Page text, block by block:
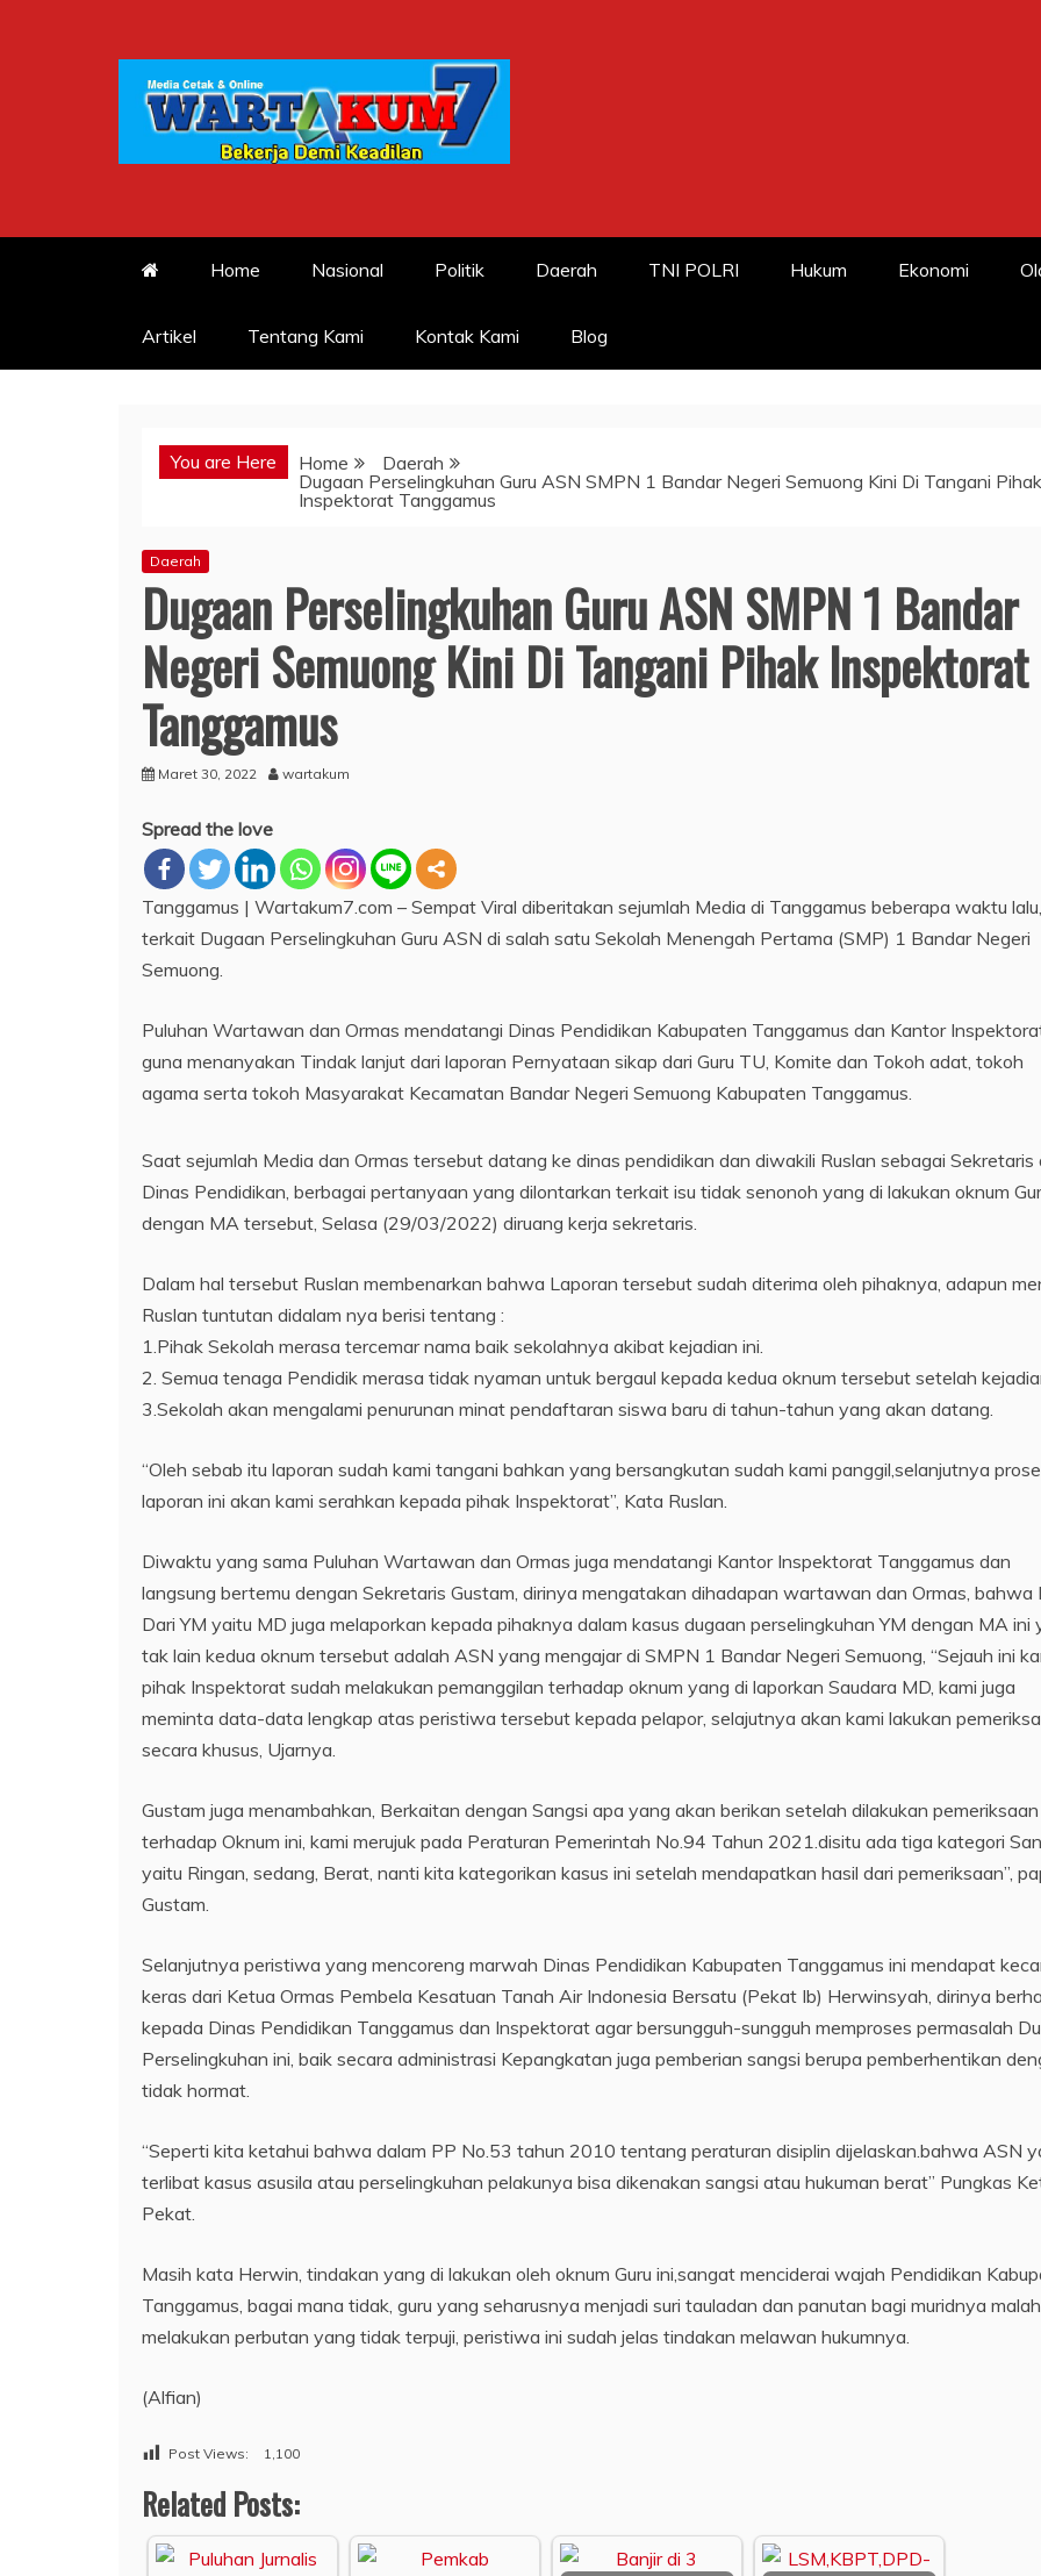
Home Nasional Politik Daerah TNI POLRI Hukum Ekonomi
Artikel Tentang Kami Kontak Kami Blog
You are Here Home
Daerah
Dugaan Perselingkuhan Guru ASN SMPN 1 Bandar Negeri Semuong Kini Di Tangani Pihak
Inspektorat Tanggamus
Daerah
Dugaan Perselingkuhan Guru ASN SMPN 1 Bandar
Negeri Semuong Kini Di Tangani Pihak Inspektorat
Tanggamus
Maret 30, 2022 wartakum
Spread the love
Tanggamus | Wartakum7.com – Sempat Viral diberitakan sejumlah Media di Tanggamus beberapa waktu lalu,
terkait Dugaan Perselingkuhan Guru ASN di salah satu Sekolah Menengah Pertama (SMP) 1 Bandar Negeri
Semuong.
Puluhan Wartawan dan Ormas mendatangi Dinas Pendidikan Kabupaten Tanggamus dan Kantor
guna menanyakan Tindak lanjut dari laporan Pernyataan sikap dari Guru TU, Komite dan Tokoh adat, tokoh
agama serta tokoh Masyarakat Kecamatan Bandar Negeri Semuong Kabupaten Tanggamus.
Saat sejumlah Media dan Ormas tersebut datang ke dinas pendidikan dan diwakili Ruslan sebagai Sekretaris
Dinas Pendidikan, berbagai pertanyaan yang dilontarkan terkait isu tidak senonoh yang di lakukan oknum
dengan MA tersebut, Selasa (29/03/2022) diruang kerja sekretaris.
Dalam hal tersebut Ruslan membenarkan bahwa Laporan tersebut sudah diterima oleh pihaknya, adapun
Ruslan tuntutan didalam nya berisi tentang :
1.Pihak Sekolah merasa tercemar nama baik sekolahnya akibat kejadian ini.
2. Semua tenaga Pendidik merasa tidak nyaman untuk bergaul kepada kedua oknum tersebut setelah
3.Sekolah akan mengalami penurunan minat pendaftaran siswa baru di tahun-tahun yang akan datang.
“Oleh sebab itu laporan sudah kami tangani bahkan yang bersangkutan sudah kami panggil,selanjutnya
laporan ini akan kami serahkan kepada pihak Inspektorat”, Kata Ruslan.
Diwaktu yang sama Puluhan Wartawan dan Ormas juga mendatangi Kantor Inspektorat Tanggamus dan
langsung bertemu dengan Sekretaris Gustam, dirinya mengatakan dihadapan wartawan dan Ormas, bahwa
Dari YM yaitu MD juga melaporkan kepada pihaknya dalam kasus dugaan perselingkuhan YM dengan MA ini
tak lain kedua oknum tersebut adalah ASN yang mengajar di SMPN 1 Bandar Negeri Semuong, “Sejauh ini
pihak Inspektorat sudah melakukan pemanggilan terhadap oknum yang di laporkan Saudara MD, kami juga
meminta data-data lengkap atas peristiwa tersebut kepada pelapor, selajutnya akan kami lakukan
secara khusus, Ujarnya.
Gustam juga menambahkan, Berkaitan dengan Sangsi apa yang akan berikan setelah dilakukan pemeriksaan
terhadap Oknum ini, kami merujuk pada Peraturan Pemerintah No.94 Tahun 2021.disitu ada tiga kategori
yaitu Ringan, sedang, Berat, nanti kita kategorikan kasus ini setelah mendapatkan hasil dari pemeriksaan”,
Gustam.
Selanjutnya peristiwa yang mencoreng marwah Dinas Pendidikan Kabupaten Tanggamus ini mendapat
keras dari Ketua Ormas Pembela Kesatuan Tanah Air Indonesia Bersatu (Pekat Ib) Herwinsyah, dirinya
kepada Dinas Pendidikan Tanggamus dan Inspektorat agar bersungguh-sungguh memproses permasalah
Perselingkuhan ini, baik secara administrasi Kepangkatan juga pemberian sangsi berupa pemberhentikan
tidak hormat.
“Seperti kita ketahui bahwa dalam PP No.53 tahun 2010 tentang peraturan disiplin dijelaskan.bahwa ASN
terlibat kasus asusila atau perselingkuhan pelakunya bisa dikenakan sangsi atau hukuman berat” Pungkas
Pekat.
Masih kata Herwin, tindakan yang di lakukan oleh oknum Guru ini,sangat menciderai wajah Pendidikan
Tanggamus, bagai mana tidak, guru yang seharusnya menjadi suri tauladan dan panutan bagi muridnya malah
melakukan perbutan yang tidak terpuji, peristiwa ini sudah jelas tindakan melawan hukumnya.
(Alfian)
Post Views: 1,100
Related Posts: